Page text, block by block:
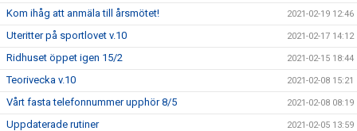
Kom ihåg att anmäla till årsmötet! 2021-02-19 12:46
Uteritter på sportlovet v.10 2021-02-17 14:12
Ridhuset öppet igen 15/2 2021-02-15 18:44
Teorivecka v.10 2021-02-08 15:21
Vårt fasta telefonnummer upphör 8/5 2021-02-08 08:19
Uppdaterade rutiner 2021-02-05 13:59